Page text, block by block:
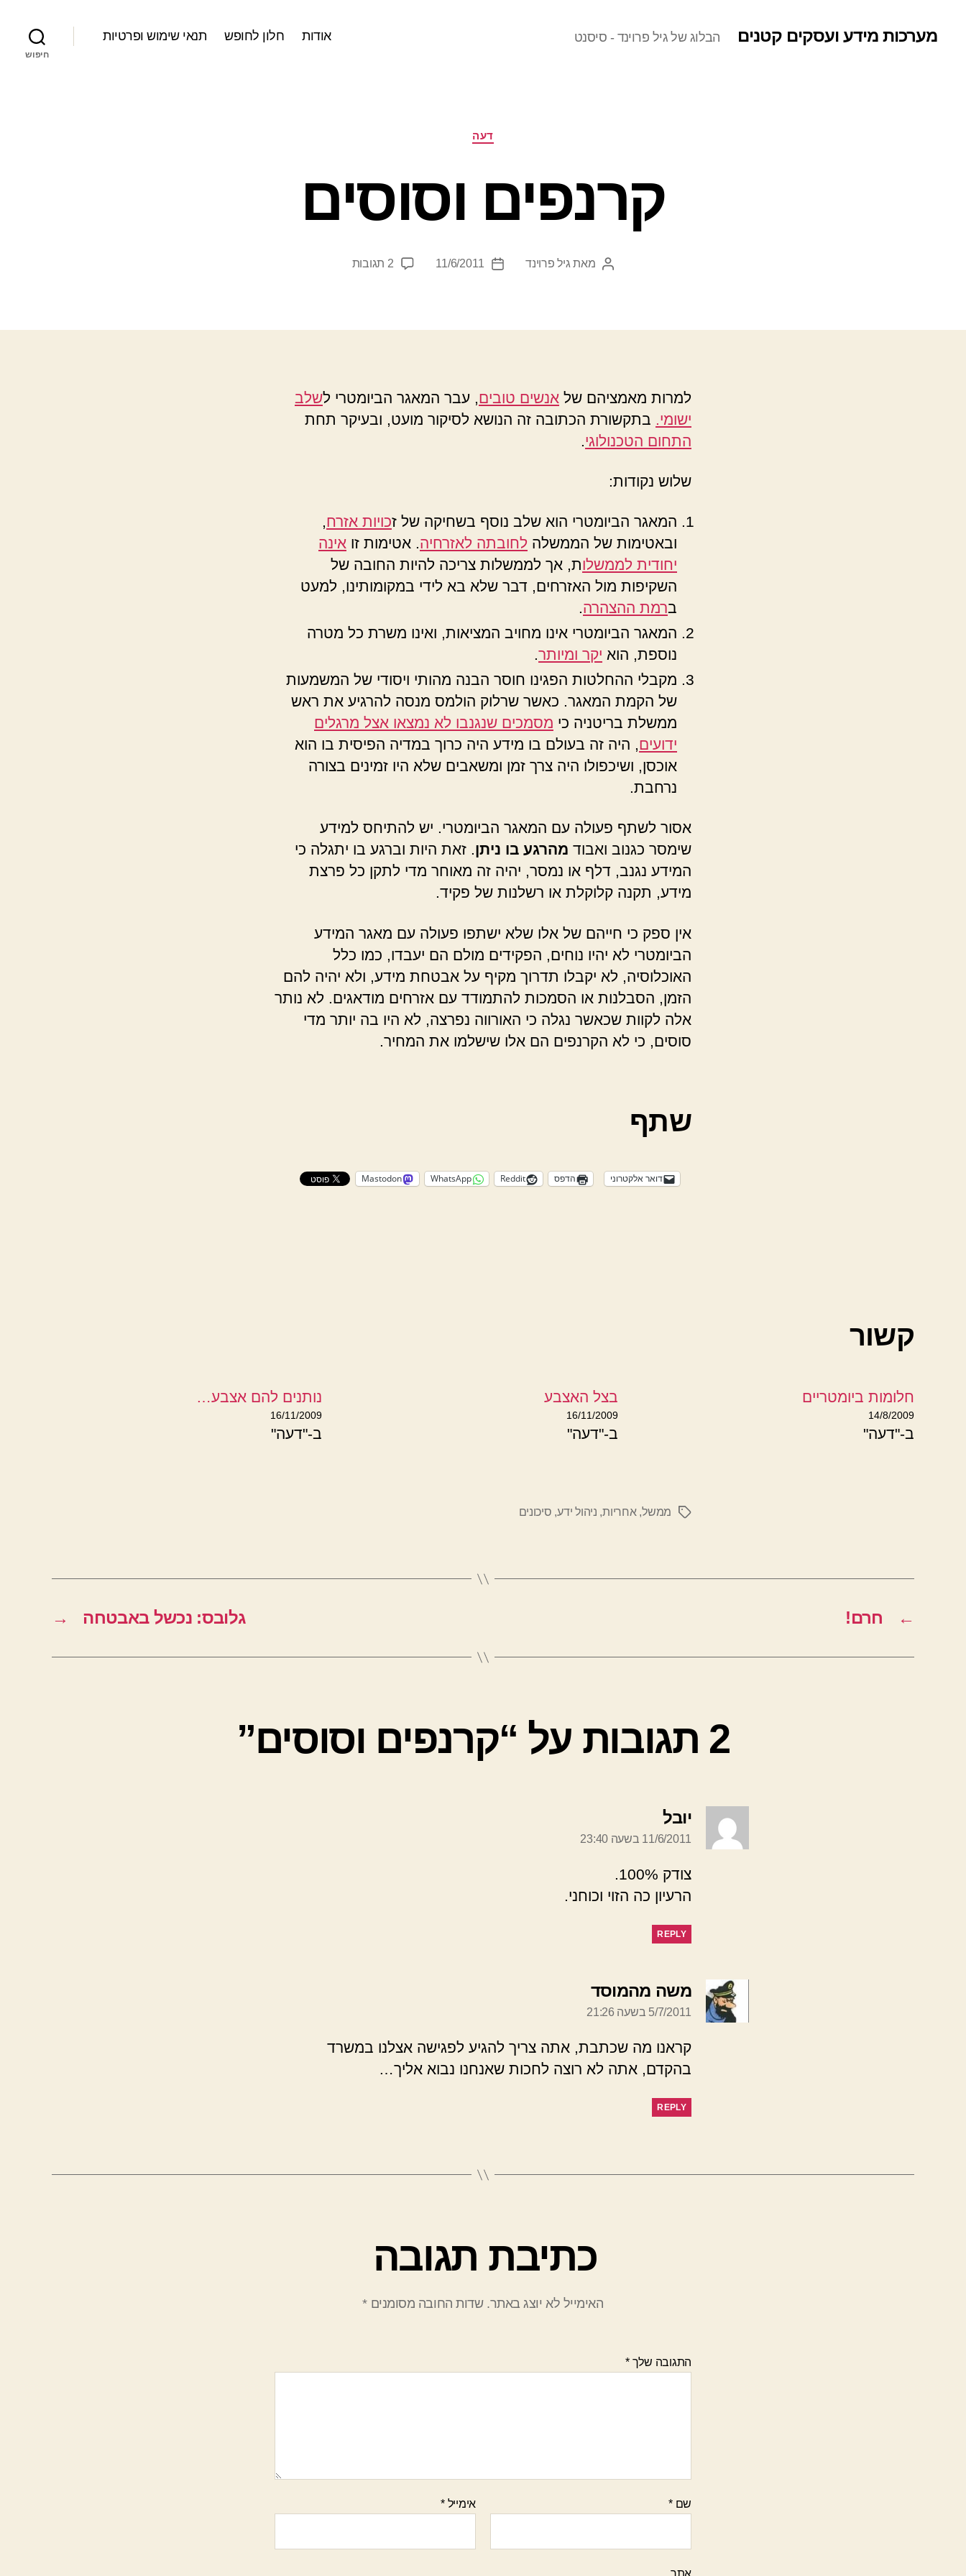
מערכות מידע ועסקים קטנים הבלוג של גיל פרוינד - סיסנט אודות חלון לחופש תנאי שימוש ופרטיות
חיפוש
קטגוריותדעה
קרנפים וסוסים
המחבר
מאת גיל פרוינד
תאריך11/6/2011 2 תגובות
על
למרות מאמציהם של אנשים טובים , עבר המאגר הביומטרי לשלב
ישומי.
בתקשורת הכתובה זה הנושא לסיקור מועט, ובעיקר תחת
התחום הטכנולוגי
שלוש נקודות:
המאגר הביומטרי הוא שלב נוסף בשחיקה של זכויות אזרח,
ובאטימות של הממשלה לחובתה לאזרחיה. אטימות זו אינה
יחודית לממשלות, אך לממשלות צריכה להיות החובה של
השקיפות מול האזרחים, דבר שלא בא לידי במקומותינו, למעט
ברמת ההצהרה.
המאגר הביומטרי אינו מחויב המציאות, ואינו משרת כל מטרה
נוספת, הוא יקר ומיותר.
מקבלי ההחלטות הפגינו חוסר הבנה מהותי ויסודי של המשמעות
של הקמת המאגר. כאשר שרלוק הולמס מנסה להרגיע את ראש
ממשלת בריטניה כי מסמכים שנגנבו לא נמצאו אצל מרגלים
ידועים, היה זה בעולם בו מידע היה כרוך במדיה הפיסית בו הוא
אוכסן, ושיכפולו היה צרך זמן ומשאבים שלא היו זמינים בצורה
נרחבת.
אסור לשתף פעולה עם המאגר הביומטרי. יש להתיחס למידע
שימסר כגנוב ואבוד מהרגע בו ניתן. זאת היות וברגע בו יתגלה כי
המידע נגנב, דלף או נמסר, יהיה זה מאוחר מדי לתקן כל פרצת
מידע, תקנה קלוקלת או רשלנות של פקיד.
אין ספק כי חייהם של אלו שלא ישתפו פעולה עם מאגר המידע
הביומטרי לא יהיו נוחים, הפקידים מולם הם יעבדו, כמו כלל
האוכלוסיה, לא יקבלו תדרוך מקיף על אבטחת מידע, ולא יהיה להם
הזמן, הסבלנות או הסמכות להתמודד עם אזרחים מודאגים. לא נותר
אלה לקוות שכאשר נגלה כי האורווה נפרצה, לא היו בה יותר מדי
סוסים, כי לא הקרנפים הם אלו שישלמו את המחיר.
שתף
דואר אלקטרוני הדפס Reddit
WhatsApp
Mastodon
קשור
חלומות ביומטריים
14/8/2009
ב-"דעה"
בצל האצבע
16/11/2009
ב-"דעה"
נותנים להם אצבע…
16/11/2009
ב-"דעה"
תגיותממשל,אחריות, ניהול ידע, סיכונים
← חרם! → גלובס: נכשל באבטחה
2 תגובות על “קרנפים וסוסים”
יובלאומר:
11/6/2011 בשעה 23:40
צודק 100%.
הרעיון כה הזוי וכוחני.
REPLY
משה מהמוסדאומר:
5/7/2011 בשעה 21:26
קראנו מה שכתבת, אתה צריך להגיע לפגישה אצלנו במשרד
בהקדם, אתה לא רוצה לחכות שאנחנו נבוא אליך…
REPLY
כתיבת תגובה
האימייל לא יוצג באתר. שדות החובה מסומנים*
התגובה שלך*
שם* אימייל*